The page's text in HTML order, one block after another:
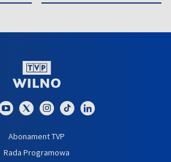
Abonament TVP
Rada Programowa